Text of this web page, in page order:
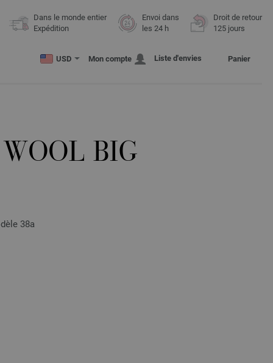
Dans le monde entier
Expédition
Envoi dans
les 24 h
Droit de retour
125 jours
USD Mon compte Liste d'envies Panier
BIG
38a